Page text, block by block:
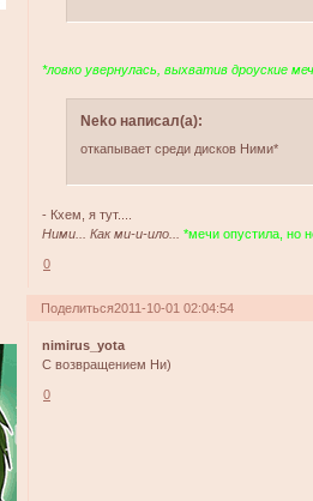
*ловко увернулась, выхватив дроуские
Neko написал(а):
откапывает среди дисков Ними*
- Кхем, я тут....
Ними... Как ми-и-ило...*мечи опустила, но
0
Поделиться2011-10-01 02:04:54
nimirus_yota
С возвращением Ни)
0